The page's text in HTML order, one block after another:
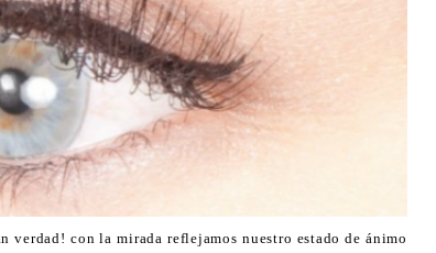
verdad! con la mirada reflejamos nuestro estado de ánimo